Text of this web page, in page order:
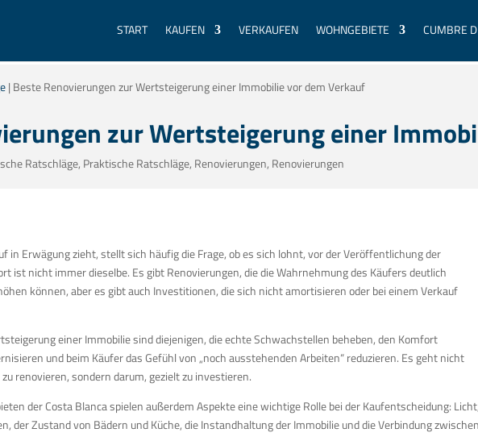
START KAUFEN VERKAUFEN WOHNGEBIETE CUMBRE
| Beste Renovierungen zur Wertsteigerung einer Immobilie vor dem Verkauf
zur Wertsteigerung einer
Ratschläge, Praktische Ratschläge, Renovierungen, Renovierungen
in Erwägung zieht, stellt sich häufig die Frage, ob es sich lohnt, vor der Veröffentlichung der
ist nicht immer dieselbe. Es gibt Renovierungen, die die Wahrnehmung des Käufers deutlich
können, aber es gibt auch Investitionen, die sich nicht amortisieren oder bei einem Verkauf
einer Immobilie sind diejenigen, die echte Schwachstellen beheben, den Komfort
und beim Käufer das Gefühl von „noch ausstehenden Arbeiten“ reduzieren. Es geht nicht
renovieren, sondern darum, gezielt zu investieren.
der Costa Blanca spielen außerdem Aspekte eine wichtige Rolle bei der Kaufentscheidung:
der Zustand von Bädern und Küche, die Instandhaltung der Immobilie und die Verbindung